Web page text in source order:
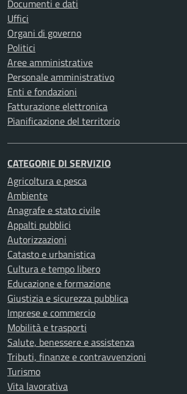
Documenti e dati
Uffici
Organi di governo
Politici
Aree amministrative
Personale amministrativo
Enti e fondazioni
Fatturazione elettronica
Pianificazione del territorio
CATEGORIE DI SERVIZIO
Agricoltura e pesca
Ambiente
Anagrafe e stato civile
Appalti pubblici
Autorizzazioni
Catasto e urbanistica
Cultura e tempo libero
Educazione e formazione
Giustizia e sicurezza pubblica
Imprese e commercio
Mobilità e trasporti
Salute, benessere e assistenza
Tributi, finanze e contravvenzioni
Turismo
Vita lavorativa